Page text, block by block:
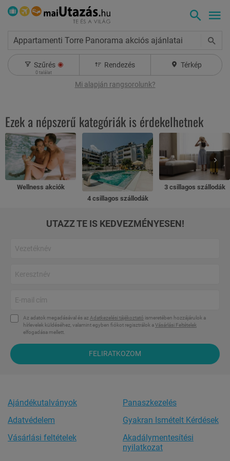
Appartamenti Torre Panorama akciós ajánlatai
Szűrés
0találat
Rendezés Térkép
Mi alapján rangsorolunk?
Ezek a népszerű kategóriák is érdekelhetnek
Wellness akciók
4 csillagos szállodák
3 csillagos szállodák
UTAZZ TE IS KEDVEZMÉNYESEN!
Az adatok megadásával és az Adatkezelési tájékoztató ismeretében hozzájárulok a
hírlevelek küldéséhez, valamint egyben fiókot regisztrálok aVásárlási Feltételek
elfogadása mellett.
FELIRATKOZOM
Ajándékutalványok
Adatvédelem
Vásárlási feltételek
Panaszkezelés
Gyakran Ismételt Kérdések
Akadálymentesítési
nyilatkozat